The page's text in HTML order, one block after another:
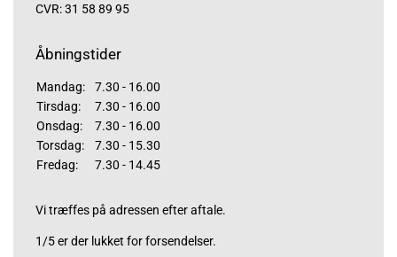
CVR: 31 58 89 95
Åbningstider
Mandag:
7.30 - 16.00
Tirsdag:
7.30 - 16.00
Onsdag:
7.30 - 16.00
Torsdag:
7.30 - 15.30
Fredag:
7.30 - 14.45
Vi træffes på adressen efter aftale.
1/5 er der lukket for forsendelser.